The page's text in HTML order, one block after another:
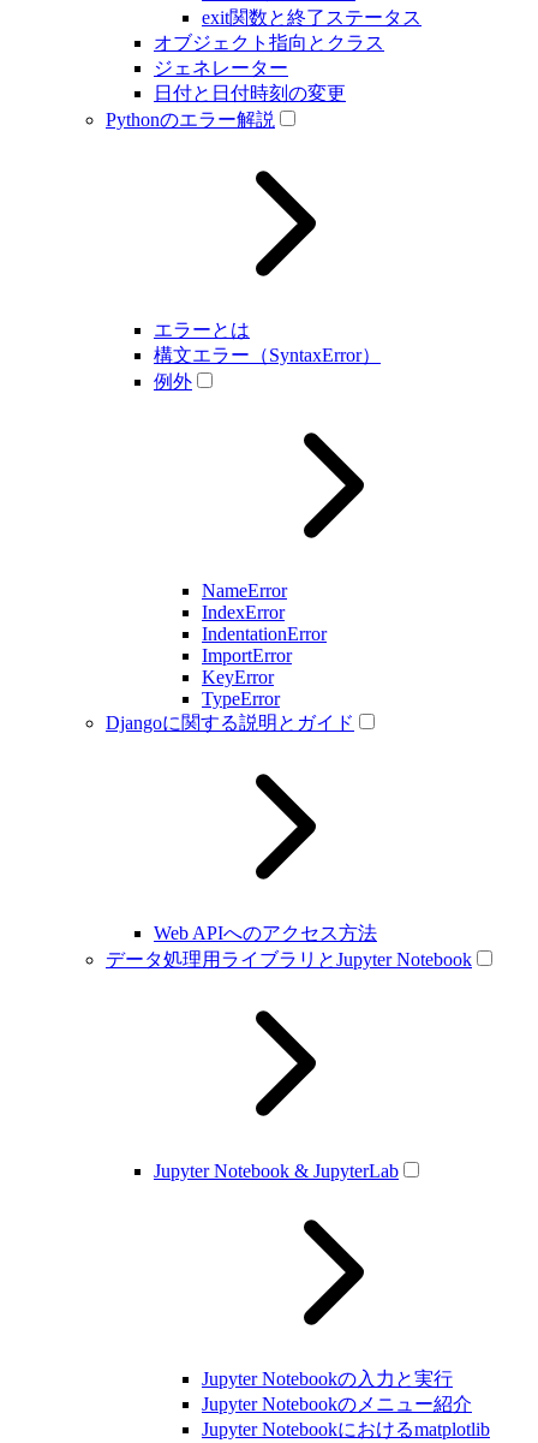
exit関数と終了ステータス
オブジェクト指向とクラス
ジェネレーター
日付と日付時刻の変更
Pythonのエラー解説
エラーとは
構文エラー（SyntaxError）
例外
NameError
IndexError
IndentationError
ImportError
KeyError
TypeError
Djangoに関する説明とガイド
Web APIへのアクセス方法
データ処理用ライブラリとJupyter Notebook
Jupyter Notebook & JupyterLab
Jupyter Notebookの入力と実行
Jupyter Notebookのメニュー紹介
Jupyter Notebookにおけるmatplotlib